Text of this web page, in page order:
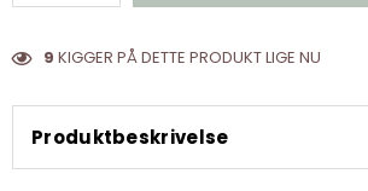
9 KIGGER PÅ DETTE PRODUKT LIGE NU
Produktbeskrivelse